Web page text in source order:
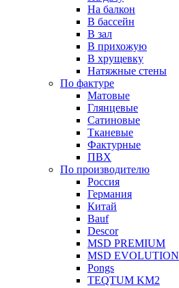
На балкон
В бассейн
В зал
В прихожую
В хрущевку
Натяжные стены
По фактуре
Матовые
Глянцевые
Сатиновые
Тканевые
Фактурные
ПВХ
По производителю
Россия
Германия
Китай
Вauf
Descor
MSD PREMIUM
MSD EVOLUTION
Pongs
TEQTUM KM2